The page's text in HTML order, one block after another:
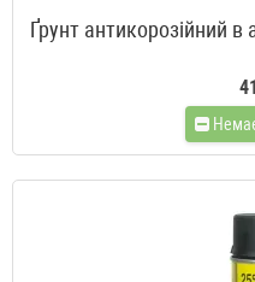
Ґрунт антикорозійний